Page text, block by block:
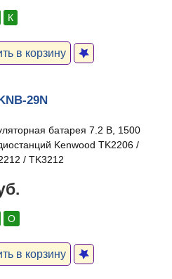
К
в корзину
29N
батарея 7.2 В, 1500
Kenwood TK2206 /
/ TK3212
О
в корзину